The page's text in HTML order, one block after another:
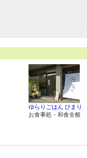
ゆらりごはん ひまり
お食事処・和食全般